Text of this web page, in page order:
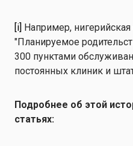
[i] Например, нигерийская
"Планируемое
300 пунктами
постоянных клиник и
Подробнее об этой
статьях: